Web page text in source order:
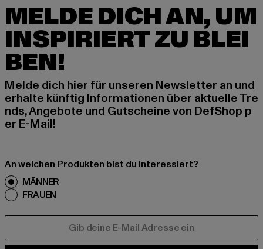
MELDE DICH AN, UM
INSPIRIERT ZU BLEI
BEN!
Melde dich hier für unseren Newsletter an und
erhalte künftig Informationen über aktuelle Tre
nds, Angebote und Gutscheine von DefShop p
er E-Mail!
An welchen Produkten bist du interessiert?
MÄNNER
FRAUEN